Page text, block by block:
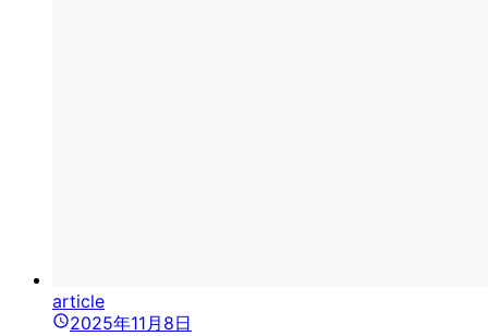
article
2025年11月8日